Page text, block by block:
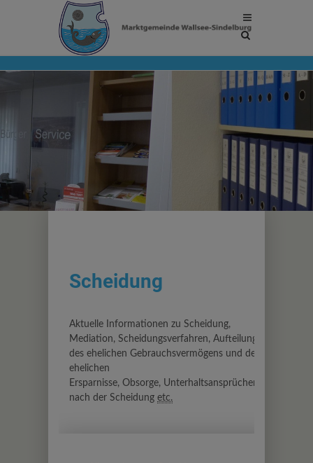
Site
Scheidung
Aktuelle Informationen zu Scheidung,
Mediation, Scheidungsverfahren, Aufteilung
des ehelichen Gebrauchsvermögens und der
ehelichen
Ersparnisse, Obsorge, Unterhaltsansprüchen
nach der Scheidung etc.